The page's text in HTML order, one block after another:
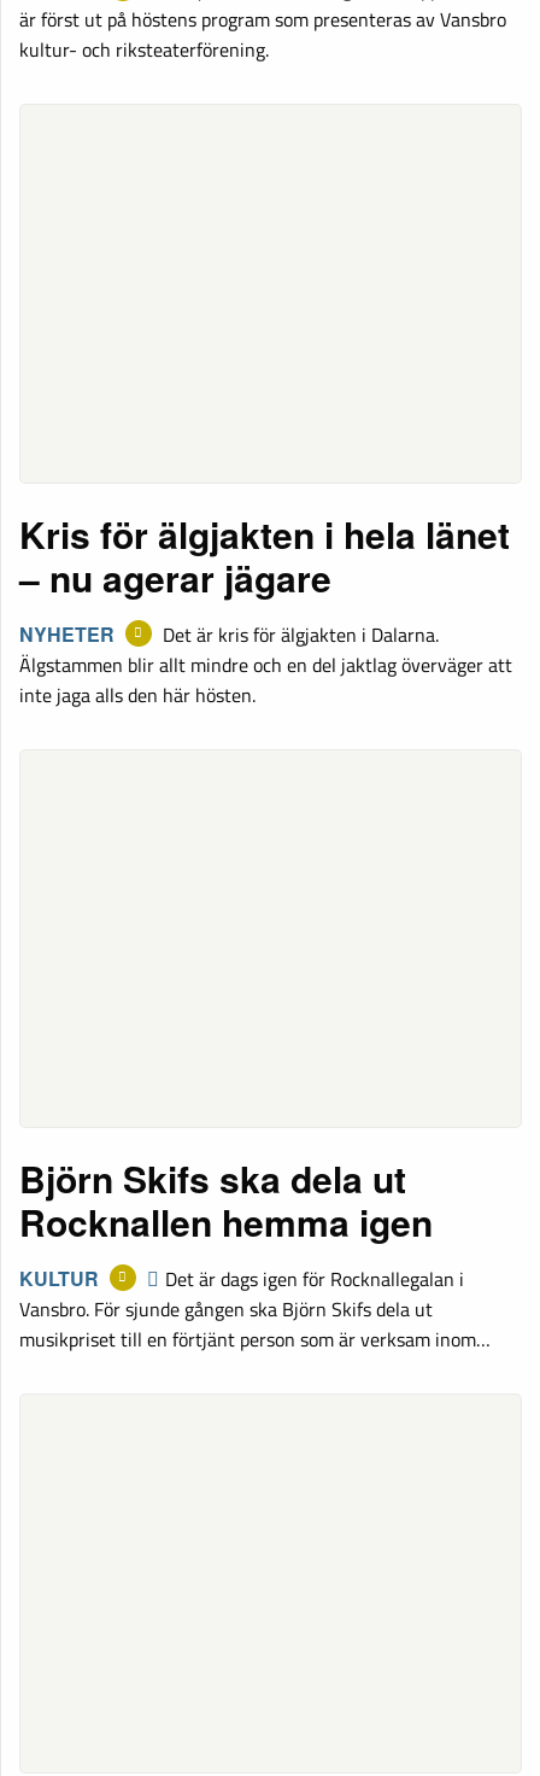
är först ut på höstens program som presenteras av Vansbro
kultur- och riksteaterförening.
Kris för älgjakten i hela länet
– nu agerar jägare
NYHETER
Det är kris för älgjakten i Dalarna.
Älgstammen blir allt mindre och en del jaktlag överväger att
inte jaga alls den här hösten.
Björn Skifs ska dela ut
Rocknallen hemma igen
KULTUR
Det är dags igen för Rocknallegalan i
Vansbro. För sjunde gången ska Björn Skifs dela ut
musikpriset till en förtjänt person som är verksam inom…